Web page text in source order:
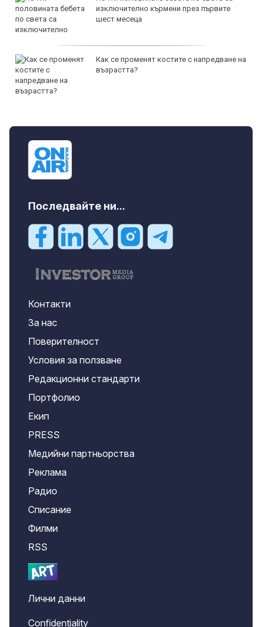
изключително кърмени през първите
шест месеца
Как се променят костите с напредване на
възрастта?
Последвайте ни...
Контакти
За нас
Поверителност
Условия за ползване
Редакционни стандарти
Портфолио
Екип
PRESS
Медийни партньорства
Реклама
Радио
Списание
Филми
RSS
Лични данни
Confidentiality